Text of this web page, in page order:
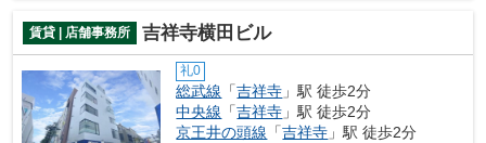
賃貸 | 店舗事務所 吉祥寺横田ビル
礼0
総武線 「吉祥寺 」駅 徒歩2分
中央線 「吉祥寺 」駅 徒歩2分
京王井の頭線 「吉祥寺 」駅 徒歩2分